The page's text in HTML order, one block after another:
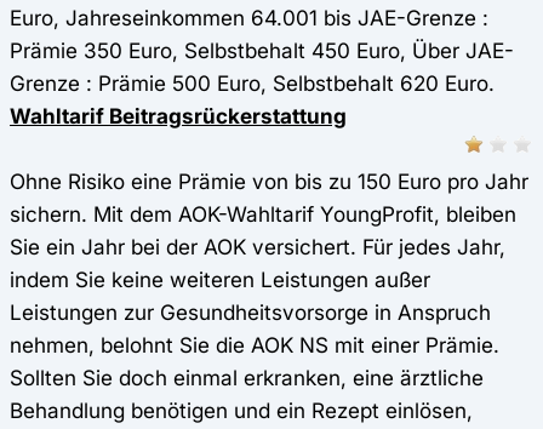
Euro, Jahreseinkommen 64.001 bis JAE-Grenze :
Prämie 350 Euro, Selbstbehalt 450 Euro, Über JAE-
Grenze : Prämie 500 Euro, Selbstbehalt 620 Euro.
Wahltarif Beitragsrückerstattung
Ohne Risiko eine Prämie von bis zu 150 Euro pro Jahr
sichern. Mit dem AOK-Wahltarif YoungProfit, bleiben
Sie ein Jahr bei der AOK versichert. Für jedes Jahr,
indem Sie keine weiteren Leistungen außer
Leistungen zur Gesundheitsvorsorge in Anspruch
nehmen, belohnt Sie die AOK NS mit einer Prämie.
Sollten Sie doch einmal erkranken, eine ärztliche
Behandlung benötigen und ein Rezept einlösen,